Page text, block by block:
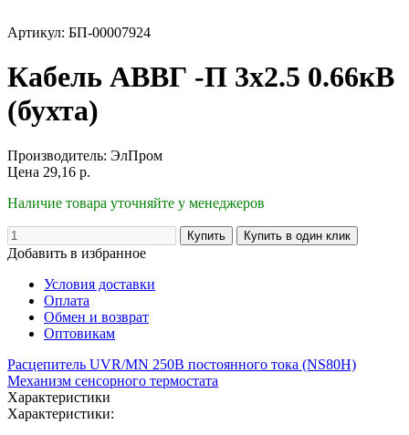
Артикул: БП-00007924
Кабель АВВГ -П 3х2.5 0.66кВ
(бухта)
Производитель: ЭлПром
Цена 29,16 р.
Наличие товара уточняйте у менеджеров
Добавить в избранное
Условия доставки
Оплата
Обмен и возврат
Оптовикам
Расцепитель UVR/MN 250В постоянного тока (NS80H)
Механизм сенсорного термостата
Характеристики
Характеристики: